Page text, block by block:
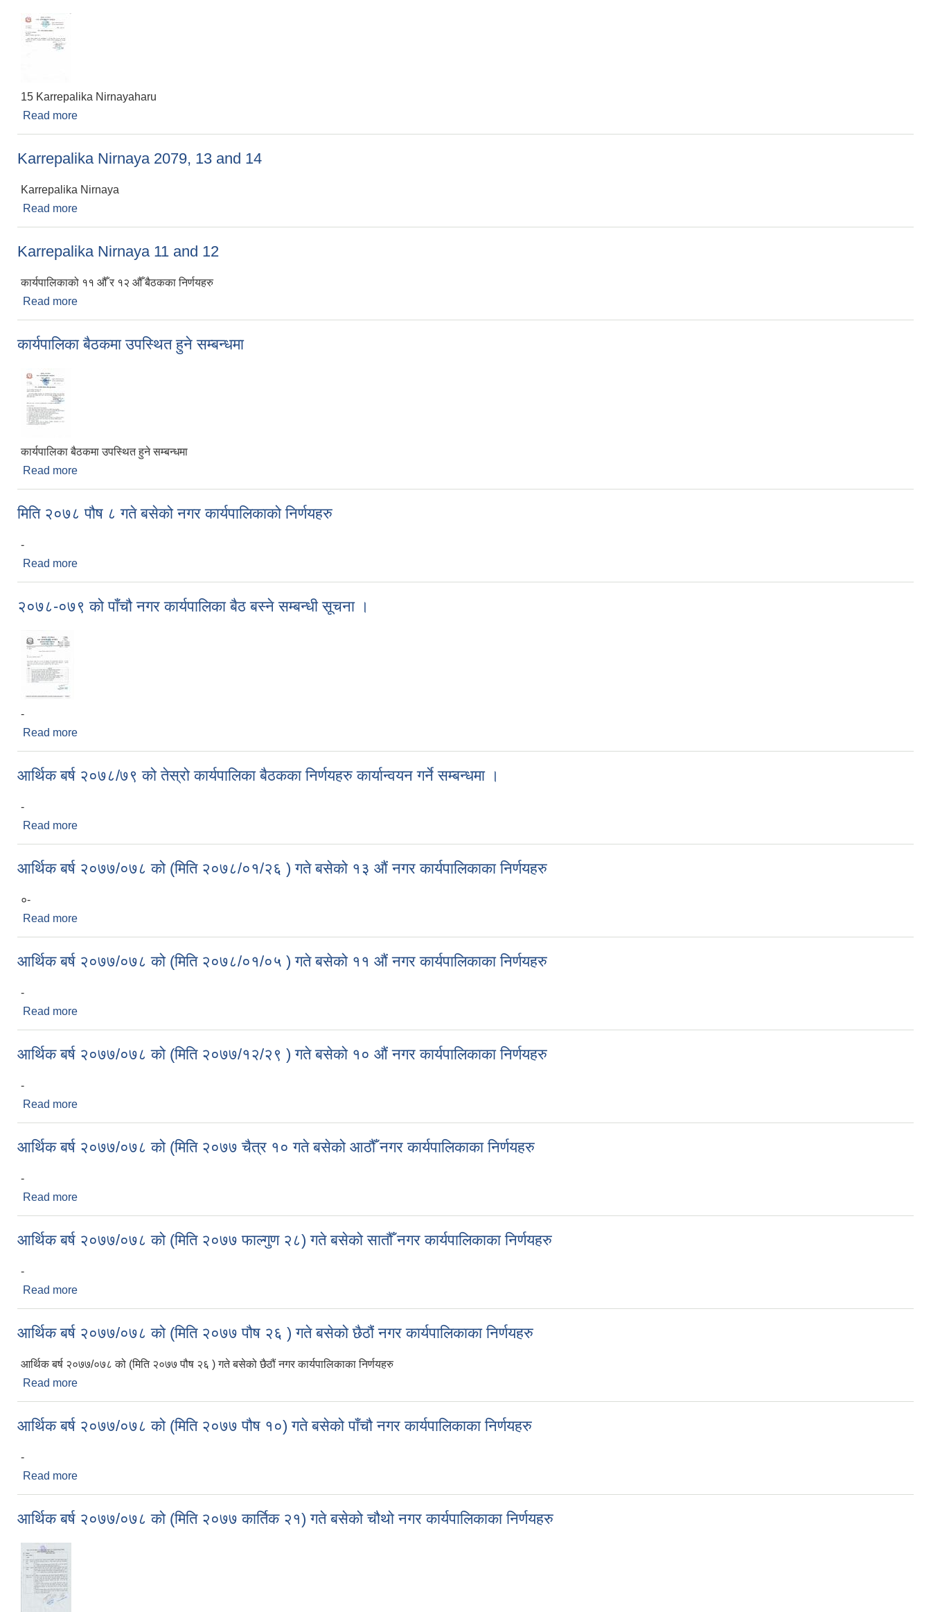
15 Karrepalika Nirnayaharu
Read more
Karrepalika Nirnaya 2079, 13 and 14
Karrepalika Nirnaya
Read more
Karrepalika Nirnaya 11 and 12
कार्यपालिकाको ११ औँ र १२ औँ बैठकका निर्णयहरु
Read more
कार्यपालिका बैठकमा उपस्थित हुने सम्बन्धमा
कार्यपालिका बैठकमा उपस्थित हुने सम्बन्धमा
Read more
मिति २०७८ पौष ८ गते बसेको नगर कार्यपालिकाको निर्णयहरु
-
Read more
२०७८-०७९ को पाँचौ नगर कार्यपालिका बैठ बस्ने सम्बन्धी सूचना ।
-
Read more
आर्थिक बर्ष २०७८/७९ को तेस्रो कार्यपालिका बैठकका निर्णयहरु कार्यान्वयन गर्ने सम्बन्धमा ।
-
Read more
आर्थिक बर्ष २०७७/०७८ को (मिति २०७८/०१/२६ ) गते बसेको १३ औं नगर कार्यपालिकाका निर्णयहरु
०-
Read more
आर्थिक बर्ष २०७७/०७८ को (मिति २०७८/०१/०५ ) गते बसेको ११ औं नगर कार्यपालिकाका निर्णयहरु
-
Read more
आर्थिक बर्ष २०७७/०७८ को (मिति २०७७/१२/२९ ) गते बसेको १० औं नगर कार्यपालिकाका निर्णयहरु
-
Read more
आर्थिक बर्ष २०७७/०७८ को (मिति २०७७ चैत्र १० गते बसेको आठौँ नगर कार्यपालिकाका निर्णयहरु
-
Read more
आर्थिक बर्ष २०७७/०७८ को (मिति २०७७ फाल्गुण २८) गते बसेको सातौँ नगर कार्यपालिकाका निर्णयहरु
-
Read more
आर्थिक बर्ष २०७७/०७८ को (मिति २०७७ पौष २६ ) गते बसेको छैठौं नगर कार्यपालिकाका निर्णयहरु
आर्थिक बर्ष २०७७/०७८ को (मिति २०७७ पौष २६ ) गते बसेको छैठौं नगर कार्यपालिकाका निर्णयहरु
Read more
आर्थिक बर्ष २०७७/०७८ को (मिति २०७७ पौष १०) गते बसेको पाँचौ नगर कार्यपालिकाका निर्णयहरु
-
Read more
आर्थिक बर्ष २०७७/०७८ को (मिति २०७७ कार्तिक २१) गते बसेको चौथो नगर कार्यपालिकाका निर्णयहरु